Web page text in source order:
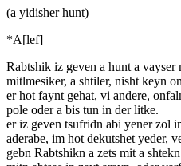
(a yidisher hunt)
*A[lef]
Rabtshik iz geven a hunt a
mitlmesiker, a shtiler, nisht keyn
er hot faynt gehat, vi andere,
pole oder a bis tun in der litke.
er iz geven tsufridn abi yener zol
aderabe, im hot dekutshet yeder,
gebn Rabtshikn a zets mit a